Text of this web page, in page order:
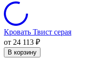
Кровать Твист серая
от 24 113 ₽
В корзину